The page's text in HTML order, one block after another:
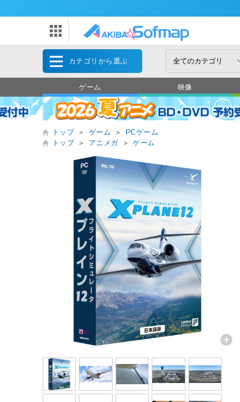
カテゴリから選ぶ
ゲーム 映像
トップ ＞ ゲーム ＞
PCゲーム
トップ
＞ アニメガ ＞ ゲーム